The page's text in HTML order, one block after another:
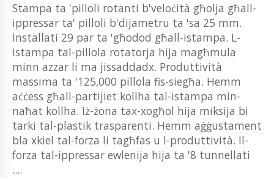
Stampa ta 'pilloli rotanti b'veloċità għolja għall-
ippressar ta' pilloli b'dijametru ta 'sa 25 mm.
Installati 29 par ta 'għodod għall-istampa. L-
istampa tal-pillola rotatorja hija magħmula
minn azzar li ma jissaddadx. Produttività
massima ta '125,000 pillola fis-siegħa. Hemm
aċċess għall-partijiet kollha tal-istampa min-
naħat kollha. Iż-żona tax-xogħol hija miksija bi
tarki tal-plastik trasparenti. Hemm aġġustament
bla xkiel tal-forza li tagħfas u l-produttività. Il-
forza tal-ippressar ewlenija hija ta '8 tunnellati
....